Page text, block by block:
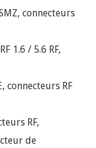
connecteurs
1.6 / 5.6 RF,
connecteurs RF
RF,
de